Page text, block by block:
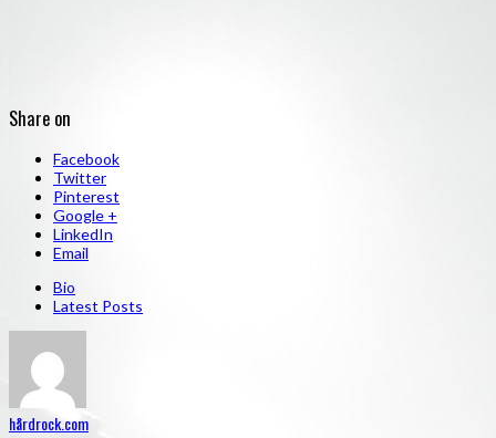
Share on
Facebook
Twitter
Pinterest
Google +
LinkedIn
Email
Bio
Latest Posts
hårdrock.com